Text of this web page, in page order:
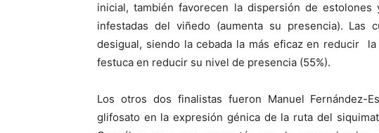
inicial, también favorecen la dispersión de
infestadas del viñedo (aumenta su presencia). Las
desigual, siendo la cebada la más eficaz en reducir
festuca en reducir su nivel de presencia (55%).
Los otros dos finalistas fueron Manuel Fernández-
glifosato en la expresión génica de la ruta del